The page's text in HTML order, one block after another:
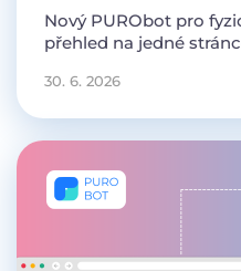
Nový PURObot pro
přehled na jedné
30. 6. 2026